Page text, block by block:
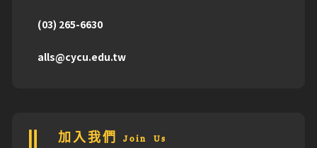
(03) 265-6630
alls@cycu.edu.tw
加入我們 Join Us